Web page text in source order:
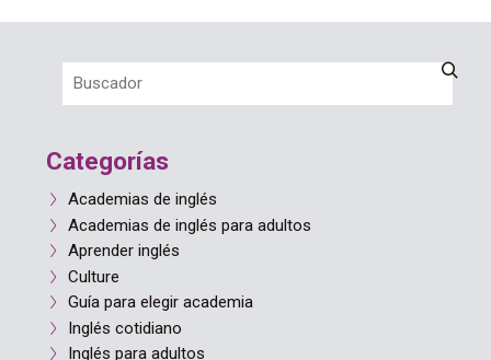
Categorías
Academias de inglés
Academias de inglés para adultos
Aprender inglés
Culture
Guía para elegir academia
Inglés cotidiano
Inglés para adultos